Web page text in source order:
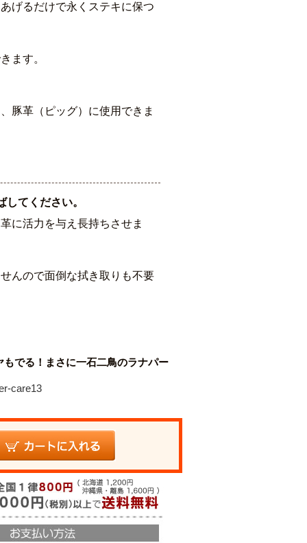
げるだけで永くステキに保つ
ます。
豚革（ピッグ）に使用できま
てください。
に活力を与え長持ちさせま
んので面倒な拭き取りも不要
もでる！まさに一石二鳥のラナパー
care13